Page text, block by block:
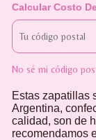
Calcular Costo
No sé mi código
Estas zapatillas
Argentina,
calidad, son de
recomendamos